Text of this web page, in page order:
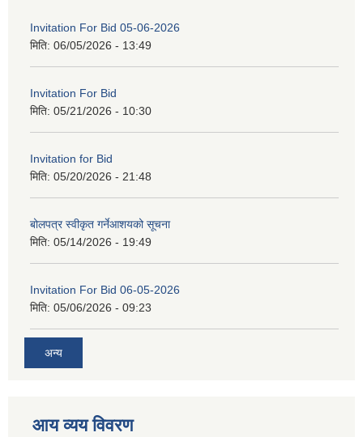
Invitation For Bid 05-06-2026
मिति: 06/05/2026 - 13:49
Invitation For Bid
मिति: 05/21/2026 - 10:30
Invitation for Bid
मिति: 05/20/2026 - 21:48
बोलपत्र स्वीकृत गर्नेआशयको सूचना
मिति: 05/14/2026 - 19:49
Invitation For Bid 06-05-2026
मिति: 05/06/2026 - 09:23
अन्य
आय व्यय विवरण